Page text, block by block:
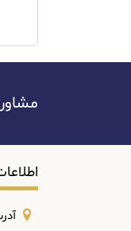
مشاوره